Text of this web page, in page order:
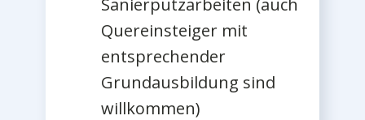
Sanierputzarbeiten (auch
Quereinsteiger mit
entsprechender
Grundausbildung sind
willkommen)